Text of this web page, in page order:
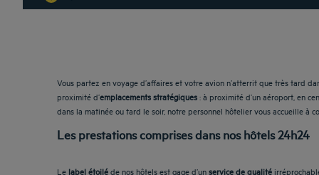
Vous partez en voyage d’affaires et votre avion n’atterrit que très tard
proximité d’emplacements stratégiques: à proximité d’un aéroport, en
dans la matinée ou tard le soir, notre personnel hôtelier vous accueille à
Les prestations comprises dans nos hôtels 24h24
Le label étoiléde nos hôtels est gage d’unservice de qualité